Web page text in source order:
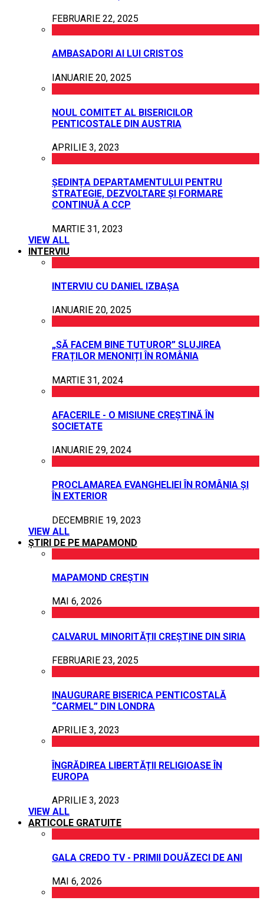
FEBRUARIE 22, 2025
AMBASADORI AI LUI CRISTOS
IANUARIE 20, 2025
NOUL COMITET AL BISERICILOR
PENTICOSTALE DIN AUSTRIA
APRILIE 3, 2023
ȘEDINȚA DEPARTAMENTULUI PENTRU
STRATEGIE, DEZVOLTARE ȘI FORMARE
CONTINUĂ A CCP
MARTIE 31, 2023
VIEW ALL
INTERVIU
INTERVIU CU DANIEL IZBAȘA
IANUARIE 20, 2025
„SĂ FACEM BINE TUTUROR” SLUJIREA
FRAȚILOR MENONIȚI ÎN ROMÂNIA
MARTIE 31, 2024
AFACERILE - O MISIUNE CREȘTINĂ ÎN
SOCIETATE
IANUARIE 29, 2024
PROCLAMAREA EVANGHELIEI ÎN ROMÂNIA ȘI
ÎN EXTERIOR
DECEMBRIE 19, 2023
VIEW ALL
ȘTIRI DE PE MAPAMOND
MAPAMOND CREȘTIN
MAI 6, 2026
CALVARUL MINORITĂȚII CREȘTINE DIN SIRIA
FEBRUARIE 23, 2025
INAUGURARE BISERICA PENTICOSTALĂ
“CARMEL” DIN LONDRA
APRILIE 3, 2023
ÎNGRĂDIREA LIBERTĂȚII RELIGIOASE ÎN
EUROPA
APRILIE 3, 2023
VIEW ALL
ARTICOLE GRATUITE
GALA CREDO TV - PRIMII DOUĂZECI DE ANI
MAI 6, 2026